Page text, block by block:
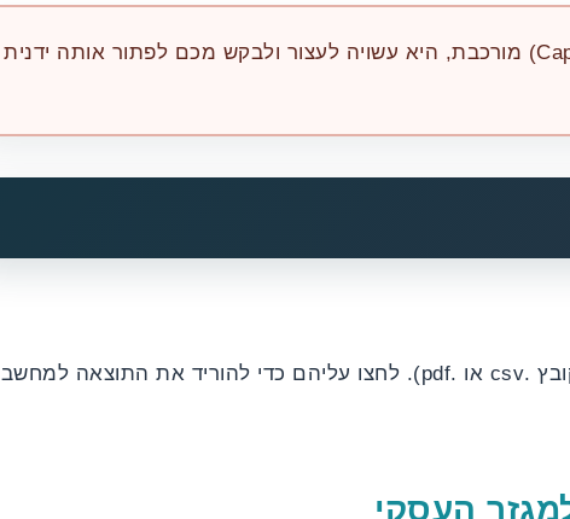
אם המערכת נתקלת ב-"קאפצ'ה" (Captcha) מורכבת, היא עשויה לעצור ולבקש מכם לפתור אותה ידנית
יופיעו אייקונים של קבצים (כמו קובץ .csv או .pdf). לחצו עליהם כדי להוריד את התוצאה למחשב